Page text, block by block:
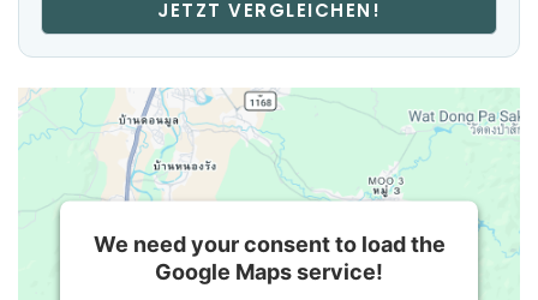
JETZT VERGLEICHEN!
We need your consent to load the
Google Maps service!